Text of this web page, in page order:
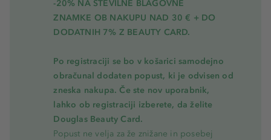
-20% NA ŠTEVILNE BLAGOVNE
ZNAMKE OB NAKUPU NAD 30 € + DO
DODATNIH 7% Z BEAUTY CARD.
Po registraciji se bo v košarici samodejno
obračunal dodaten popust, ki je odvisen od
zneska nakupa. Če ste nov uporabnik,
lahko ob registraciji izberete, da želite
Douglas Beauty Card.
Popust ne velja za že znižane in posebej